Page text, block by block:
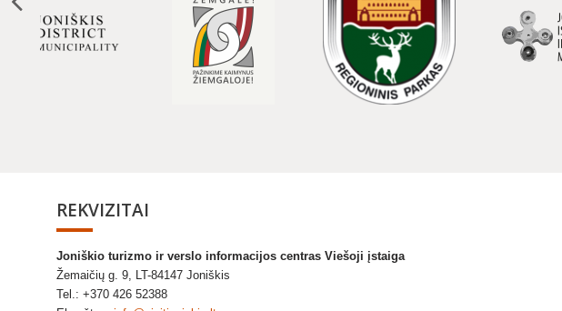
REKVIZITAI
Joniškio turizmo ir verslo informacijos centras Viešoji įstaiga
Žemaičių g. 9, LT-84147 Joniškis
Tel.: +370 426 52388